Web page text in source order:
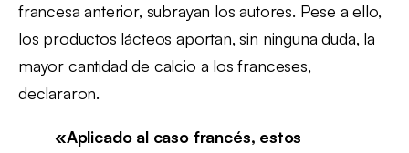
francesa anterior, subrayan los autores. Pese a ello,
los productos lácteos aportan, sin ninguna duda, la
mayor cantidad de calcio a los franceses,
declararon.
«Aplicado al caso francés, estos